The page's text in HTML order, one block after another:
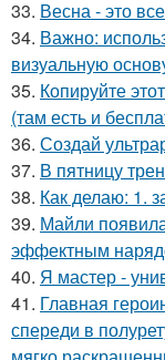
33. Весна - это
34. Важно:
визуальную
35. Копируйте
(там есть и
36. Создай
37. В пятницу
38. Как делаю: 1.
39. Майли
эффектным
40. Я мастер -
41. Главная
спереди в